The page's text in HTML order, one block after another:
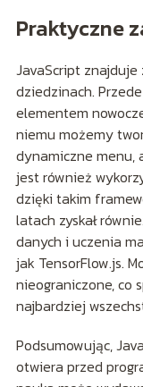
Praktyczne
JavaScript
dziedzinach.
elementem
niemu możemy
dynamiczne menu,
jest również
dzięki takim
latach zyskał
danych i uczenia
jak TensorFlow.js.
nieograniczone, co
najbardziej
Podsumowując,
otwiera przed